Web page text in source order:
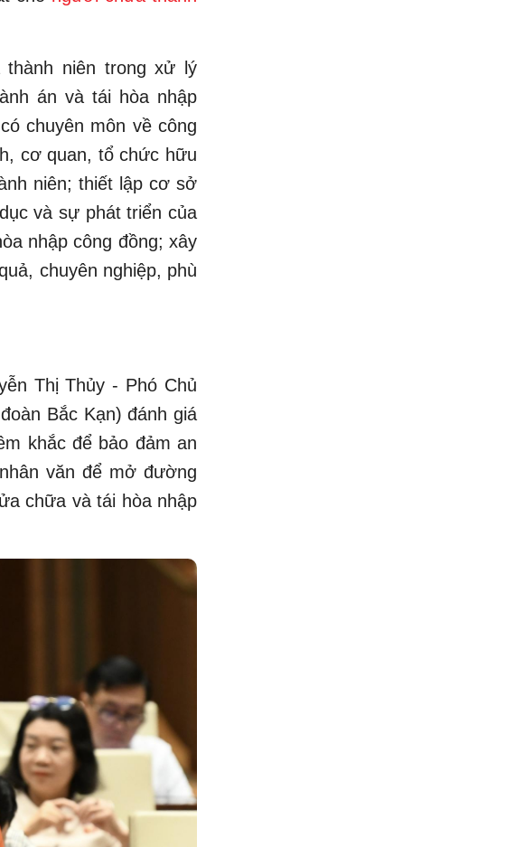
niên trong xử lý
án và tái hòa nhập
chuyên môn về công
cơ quan, tổ chức hữu
niên; thiết lập cơ sở
và sự phát triển của
nhập công đồng; xây
chuyên nghiệp, phù
Thị Thủy - Phó Chủ
Bắc Kạn) đánh giá
khắc để bảo đảm an
văn để mở đường
chữa và tái hòa nhập